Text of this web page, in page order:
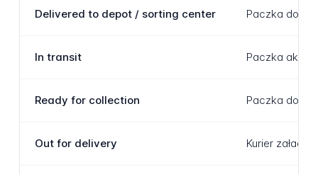
Delivered to depot / sorting center Paczka
In transit Paczka
Ready for collection Paczka
Out for delivery Kurier